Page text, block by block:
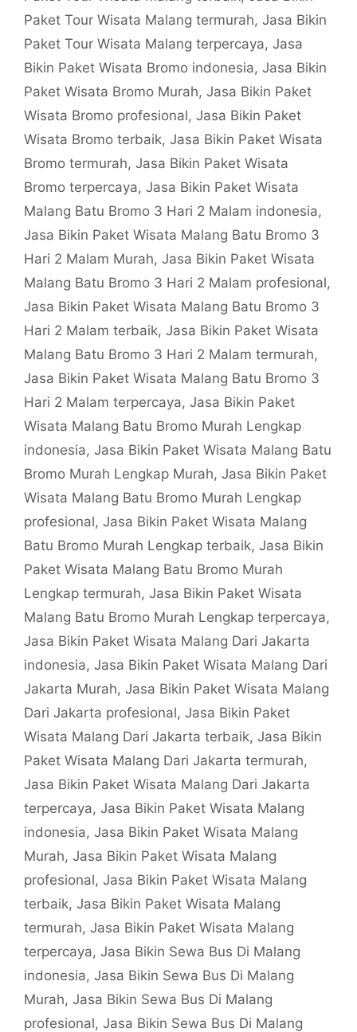
Paket Tour Wisata Malang termurah, Jasa Bikin
Paket Tour Wisata Malang terpercaya, Jasa
Bikin Paket Wisata Bromo indonesia, Jasa Bikin
Paket Wisata Bromo Murah, Jasa Bikin Paket
Wisata Bromo profesional, Jasa Bikin Paket
Wisata Bromo terbaik, Jasa Bikin Paket Wisata
Bromo termurah, Jasa Bikin Paket Wisata
Bromo terpercaya, Jasa Bikin Paket Wisata
Malang Batu Bromo 3 Hari 2 Malam indonesia,
Jasa Bikin Paket Wisata Malang Batu Bromo 3
Hari 2 Malam Murah, Jasa Bikin Paket Wisata
Malang Batu Bromo 3 Hari 2 Malam profesional,
Jasa Bikin Paket Wisata Malang Batu Bromo 3
Hari 2 Malam terbaik, Jasa Bikin Paket Wisata
Malang Batu Bromo 3 Hari 2 Malam termurah,
Jasa Bikin Paket Wisata Malang Batu Bromo 3
Hari 2 Malam terpercaya, Jasa Bikin Paket
Wisata Malang Batu Bromo Murah Lengkap
indonesia, Jasa Bikin Paket Wisata Malang Batu
Bromo Murah Lengkap Murah, Jasa Bikin Paket
Wisata Malang Batu Bromo Murah Lengkap
profesional, Jasa Bikin Paket Wisata Malang
Batu Bromo Murah Lengkap terbaik, Jasa Bikin
Paket Wisata Malang Batu Bromo Murah
Lengkap termurah, Jasa Bikin Paket Wisata
Malang Batu Bromo Murah Lengkap terpercaya,
Jasa Bikin Paket Wisata Malang Dari Jakarta
indonesia, Jasa Bikin Paket Wisata Malang Dari
Jakarta Murah, Jasa Bikin Paket Wisata Malang
Dari Jakarta profesional, Jasa Bikin Paket
Wisata Malang Dari Jakarta terbaik, Jasa Bikin
Paket Wisata Malang Dari Jakarta termurah,
Jasa Bikin Paket Wisata Malang Dari Jakarta
terpercaya, Jasa Bikin Paket Wisata Malang
indonesia, Jasa Bikin Paket Wisata Malang
Murah, Jasa Bikin Paket Wisata Malang
profesional, Jasa Bikin Paket Wisata Malang
terbaik, Jasa Bikin Paket Wisata Malang
termurah, Jasa Bikin Paket Wisata Malang
terpercaya, Jasa Bikin Sewa Bus Di Malang
indonesia, Jasa Bikin Sewa Bus Di Malang
Murah, Jasa Bikin Sewa Bus Di Malang
profesional, Jasa Bikin Sewa Bus Di Malang